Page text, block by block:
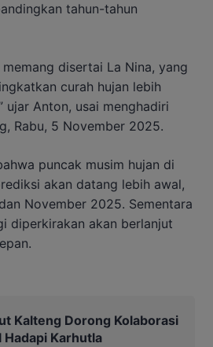
tahun-tahun
disertai La Nina, yang
curah hujan lebih
ujar Anton, usai menghadiri
Rabu, 5 November 2025.
puncak musim hujan di
akan datang lebih awal,
November 2025. Sementara
diperkirakan akan berlanjut
Kalteng Dorong Kolaborasi
Hadapi Karhutla